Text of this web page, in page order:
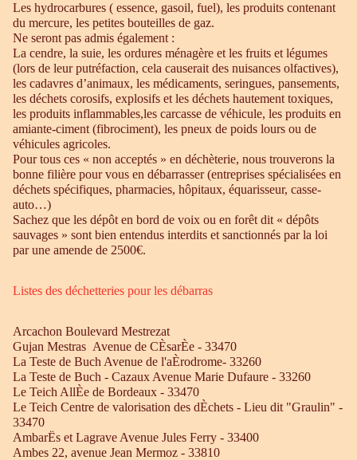
Les hydrocarbures ( essence, gasoil, fuel), les produits contenant
du mercure, les petites bouteilles de gaz.
Ne seront pas admis également :
La cendre, la suie, les ordures ménagère et les fruits et légumes
(lors de leur putréfaction, cela causerait des nuisances olfactives),
les cadavres d’animaux, les médicaments, seringues, pansements,
les déchets corosifs, explosifs et les déchets hautement toxiques,
les produits inflammables,les carcasse de véhicule, les produits en
amiante-ciment (fibrociment), les pneux de poids lours ou de
véhicules agricoles.
Pour tous ces « non acceptés » en déchèterie, nous trouverons la
bonne filière pour vous en débarrasser (entreprises spécialisées en
déchets spécifiques, pharmacies, hôpitaux, équarisseur, casse-
auto…)
Sachez que les dépôt en bord de voix ou en forêt dit « dépôts
sauvages » sont bien entendus interdits et sanctionnés par la loi
par une amende de 2500€.
Listes des déchetteries pour les débarras
Arcachon Boulevard Mestrezat
Gujan Mestras Avenue de CÈsarÈe - 33470
La Teste de Buch Avenue de l'aÈrodrome- 33260
La Teste de Buch - Cazaux Avenue Marie Dufaure - 33260
Le Teich AllÈe de Bordeaux - 33470
Le Teich Centre de valorisation des dÈchets - Lieu dit "Graulin" -
33470
AmbarËs et Lagrave Avenue Jules Ferry - 33400
Ambes 22, avenue Jean Mermoz - 33810